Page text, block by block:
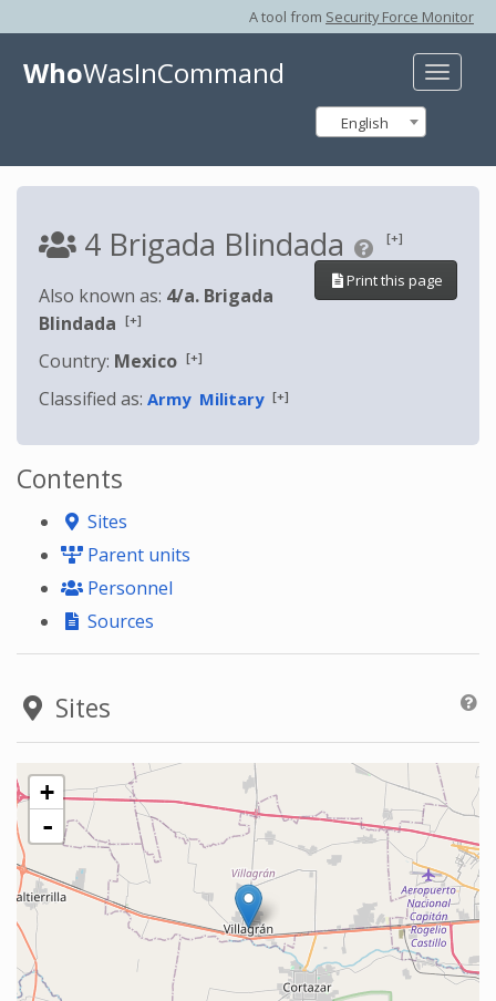
A tool from Security Force Monitor
Toggle
WhoWasInCommand
English
4 Brigada Blindada [+]
Print this page
Also known as: 4/a. Brigada
Blindada [+]
Country: Mexico [+]
Classified as: Army Military [+]
Contents
Sites
Parent units
Personnel
Sources
Sites
+
-